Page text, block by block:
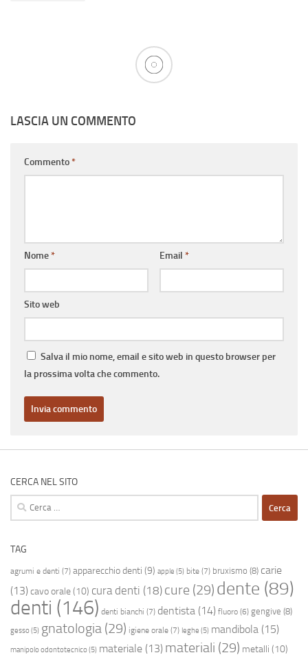
LASCIA UN COMMENTO
Commento*
Nome* Email *
Sito web
Salva il mio nome, email e sito web in questo browser per
la prossima volta che commento.
CERCA NEL SITO
Ricerca
per:
TAG
agrumi e denti (7) apparecchio denti (9) apple (5) bite (7) bruxismo (8) carie
(13) cavo orale(10) cura denti (18) cure (29) dente (89)
denti (146) denti bianchi (7) dentista (14) fluoro (6) gengive (8)
gesso(5) gnatologia (29) igiene orale (7) leghe (5) mandibola (15)
manipolo odontotecnico(5) materiale (13) materiali (29) metalli (10)